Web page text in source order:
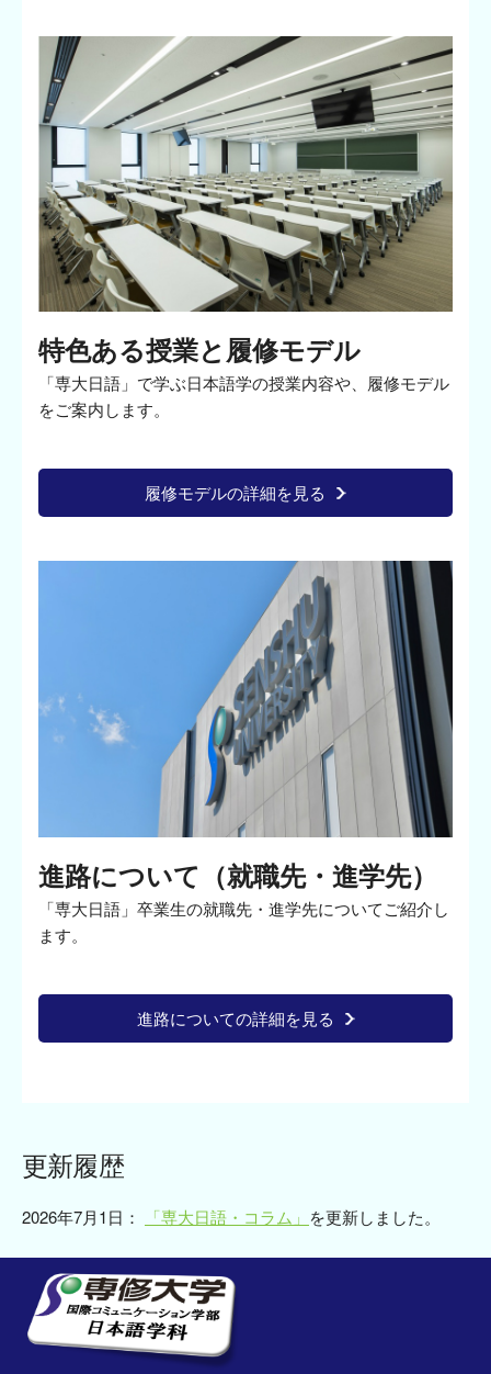
特色ある授業と履修モデル
「専大日語」で学ぶ日本語学の授業内容や、履修モデル
をご案内します。
履修モデルの詳細を見る
進路について（就職先・進学先）
「専大日語」卒業生の就職先・進学先についてご紹介し
ます。
進路についての詳細を見る
更新履歴
2026年7月1日： 「専大日語・コラム」 を更新しました。